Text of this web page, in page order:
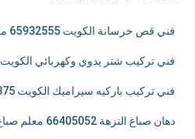
فني قص خرسانة الكويت 65932555 مقاول قص وفتح كور
فني تركيب شتر يدوي وكهربائي الكويت 52227343 تركيب شترات
فني تركيب باركيه سيراميك الكويت 66447375 معلم سيراميك و باركيه
دهان صباغ النزهة 66405052 معلم صباغ و تركيب ورق جدران